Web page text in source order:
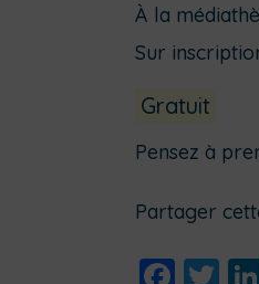
À la
Sur
Gratuit
Pensez à
Partager